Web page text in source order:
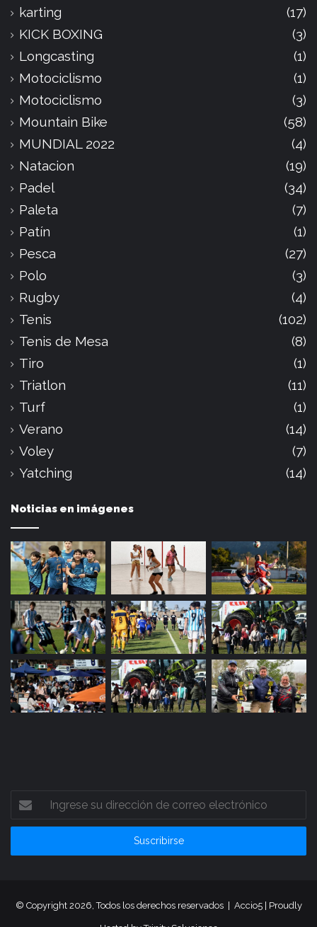
karting
(17)
KICK BOXING
(3)
Longcasting
(1)
Motociclismo
(1)
Motociclismo
(3)
Mountain Bike
(58)
MUNDIAL 2022
(4)
Natacion
(19)
Padel
(34)
Paleta
(7)
Patín
(1)
Pesca
(27)
Polo
(3)
Rugby
(4)
Tenis
(102)
Tenis de Mesa
(8)
Tiro
(1)
Triatlon
(11)
Turf
(1)
Verano
(14)
Voley
(7)
Yatching
(14)
Noticias en imágenes
Ingrese
su
dirección
correo
© Copyright 2026, Todos los derechos reservados | Accio5| Proudly